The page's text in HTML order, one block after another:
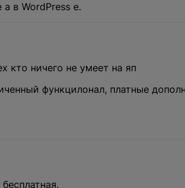
а в WordPress е.
кто ничего не умеет на яп
функцилонал, платные
ваш
Новости